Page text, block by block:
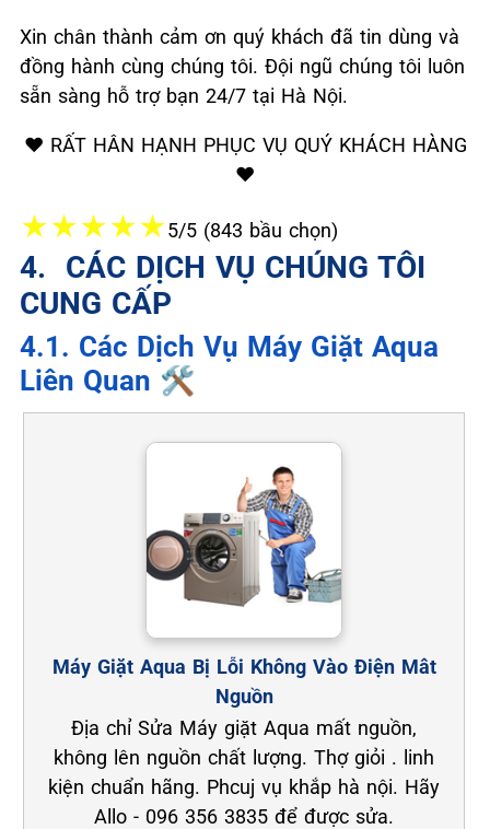
Xin chân thành cảm ơn quý khách đã tin dùng và
đồng hành cùng chúng tôi. Đội ngũ chúng tôi luôn
sẵn sàng hỗ trợ bạn 24/7 tại Hà Nội.
❤️ RẤT HÂN HẠNH PHỤC VỤ QUÝ KHÁCH HÀNG
❤️
★★★★★5/5 (843 bầu chọn)
4. ️ CÁC DỊCH VỤ CHÚNG TÔI
CUNG CẤP
4.1. Các Dịch Vụ Máy Giặt Aqua
Liên Quan 🛠️
Máy Giặt Aqua Bị Lỗi Không Vào Điện Mât
Nguồn
Địa chỉ Sửa Máy giặt Aqua mất nguồn,
không lên nguồn chất lượng. Thợ giỏi . linh
kiện chuẩn hãng. Phcuj vụ khắp hà nội. Hãy
Allo - 096 356 3835 để được sửa.